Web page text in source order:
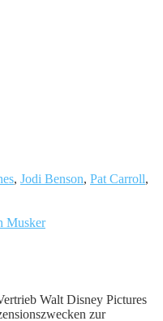
, Jodi Benson, Pat Carroll,
Musker
Walt Disney Pictures
zur